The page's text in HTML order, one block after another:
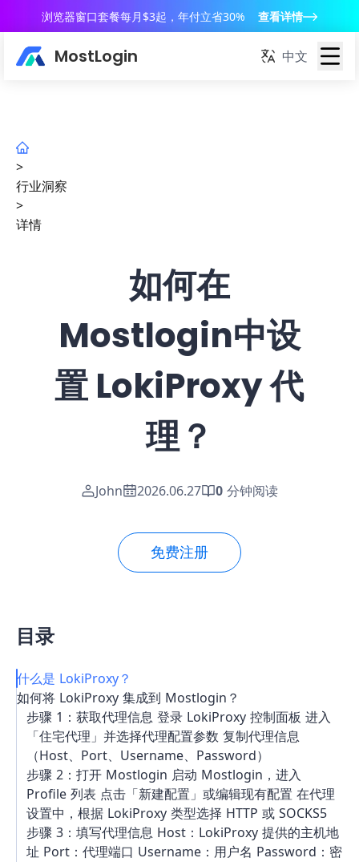
浏览器窗口套餐每月$3起，年付立省30% 查看详情
MostLogin 中文
>
行业洞察
>
详情
如何在
Mostlogin中设
置 LokiProxy 代
理？
John 2026.06.27 0 分钟阅读
免费注册
目录
什么是 LokiProxy？
如何将 LokiProxy 集成到 Mostlogin？
步骤 1：获取代理信息 登录 LokiProxy 控制面板 进入
「住宅代理」并选择代理配置参数 复制代理信息
（Host、Port、Username、Password）
步骤 2：打开 Mostlogin 启动 Mostlogin，进入
Profile 列表 点击「新建配置」或编辑现有配置 在代理
设置中，根据 LokiProxy 类型选择 HTTP 或 SOCKS5
步骤 3：填写代理信息 Host：LokiProxy 提供的主机地
址 Port：代理端口 Username：用户名 Password：密